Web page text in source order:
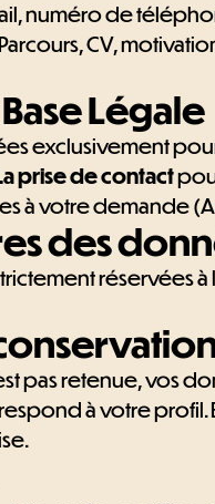
numéro de
Parcours, CV,
Légale
exclusivement
prise de contact
à votre demande
des
réservées à
pas retenue, vos
à votre profil.